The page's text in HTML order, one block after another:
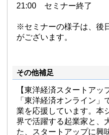
21:00 セミナー終了
※セミナーの様子は、後
がございます。
その他補足
【東洋経済スタートアッ
「東洋経済オンライン
業を応援しています。本
界で活躍する起業家と、
た、スタートアップに興